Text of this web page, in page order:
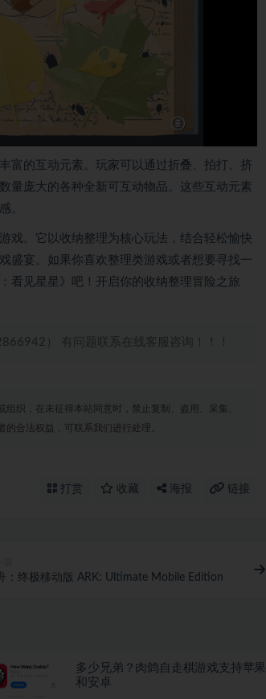
富的互动元素。玩家可以通过折叠、拍打、挤
量庞大的各种全新可互动物品。这些互动元素
。
戏。它以收纳整理为核心玩法，结合轻松愉快
盛宴。如果你喜欢整理类游戏或者想要寻找一
看见星星》吧！开启你的收纳整理冒险之旅
） 有问题联系在线客服咨询！！！
织，在未征得本站同意时，禁止复制、盗用、采集、
合法权益，可联系我们进行处理。
打赏 收藏 海报 链接
：终极移动版 ARK: Ultimate Mobile Edition
多少兄弟？肉鸽自走棋游戏支持苹果
和安卓